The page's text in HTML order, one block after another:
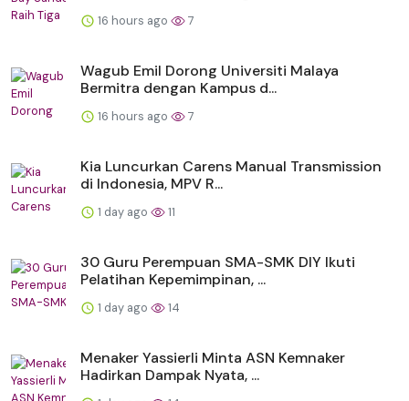
16 hours ago 7
Wagub Emil Dorong Universiti Malaya
Bermitra dengan Kampus d...
16 hours ago 7
Kia Luncurkan Carens Manual Transmission
di Indonesia, MPV R...
1 day ago 11
30 Guru Perempuan SMA-SMK DIY Ikuti
Pelatihan Kepemimpinan, ...
1 day ago 14
Menaker Yassierli Minta ASN Kemnaker
Hadirkan Dampak Nyata, ...